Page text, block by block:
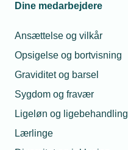
Dine medarbejdere
Ansættelse og vilkår
Opsigelse og bortvisning
Graviditet og barsel
Sygdom og fravær
Ligeløn og ligebehandling
Lærlinge
infrastruktur
Publiceret: 25. sep. 2025